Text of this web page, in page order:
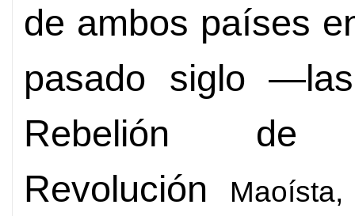
de ambos países
pasado siglo
Rebelión
Revolución